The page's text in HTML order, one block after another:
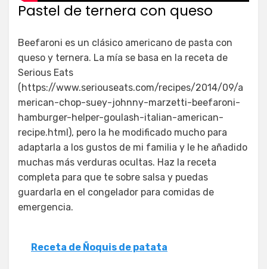
Pastel de ternera con queso
Beefaroni es un clásico americano de pasta con
queso y ternera. La mía se basa en la receta de
Serious Eats
(https://www.seriouseats.com/recipes/2014/09/a
merican-chop-suey-johnny-marzetti-beefaroni-
hamburger-helper-goulash-italian-american-
recipe.html), pero la he modificado mucho para
adaptarla a los gustos de mi familia y le he añadido
muchas más verduras ocultas. Haz la receta
completa para que te sobre salsa y puedas
guardarla en el congelador para comidas de
emergencia.
Receta de Ñoquis de patata